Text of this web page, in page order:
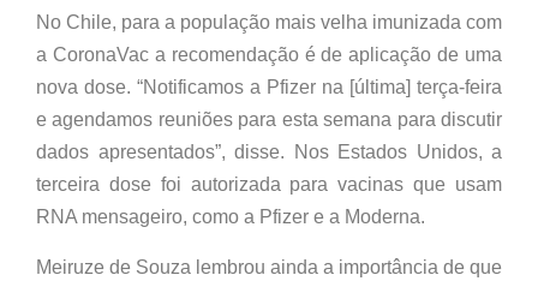
No Chile, para a população mais velha imunizada com
a CoronaVac a recomendação é de aplicação de uma
nova dose. “Notificamos a Pfizer na [última] terça-feira
e agendamos reuniões para esta semana para discutir
dados apresentados”, disse. Nos Estados Unidos, a
terceira dose foi autorizada para vacinas que usam
RNA mensageiro, como a Pfizer e a Moderna.
Meiruze de Souza lembrou ainda a importância de que